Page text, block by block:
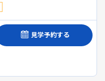
見学予約する